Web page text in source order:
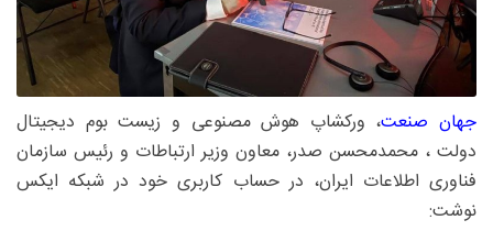
جهان صنعت، ورکشاپ هوش مصنوعی و زیست بوم دیجیتال
دولت ، محمدمحسن صدر، معاون وزیر ارتباطات و رئیس سازمان
فناوری اطلاعات ایران، در حساب کاربری خود در شبکه ایکس
نوشت: